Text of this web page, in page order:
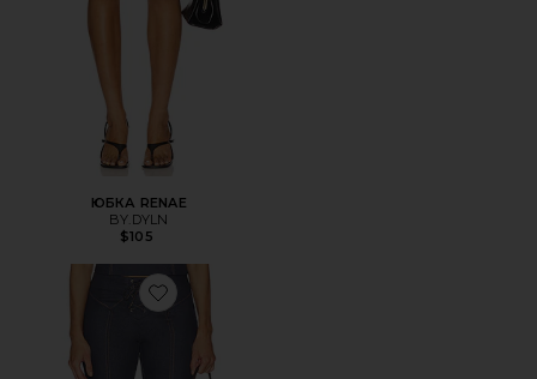
ЮБКА RENAE
BY.DYLN
$105
Favorite ДЖИНСЫ TARIQ CAPRI